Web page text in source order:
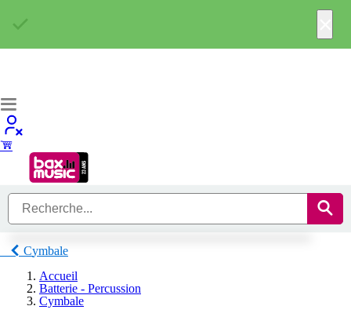
Cymbale
Accueil
Batterie - Percussion
Cymbale